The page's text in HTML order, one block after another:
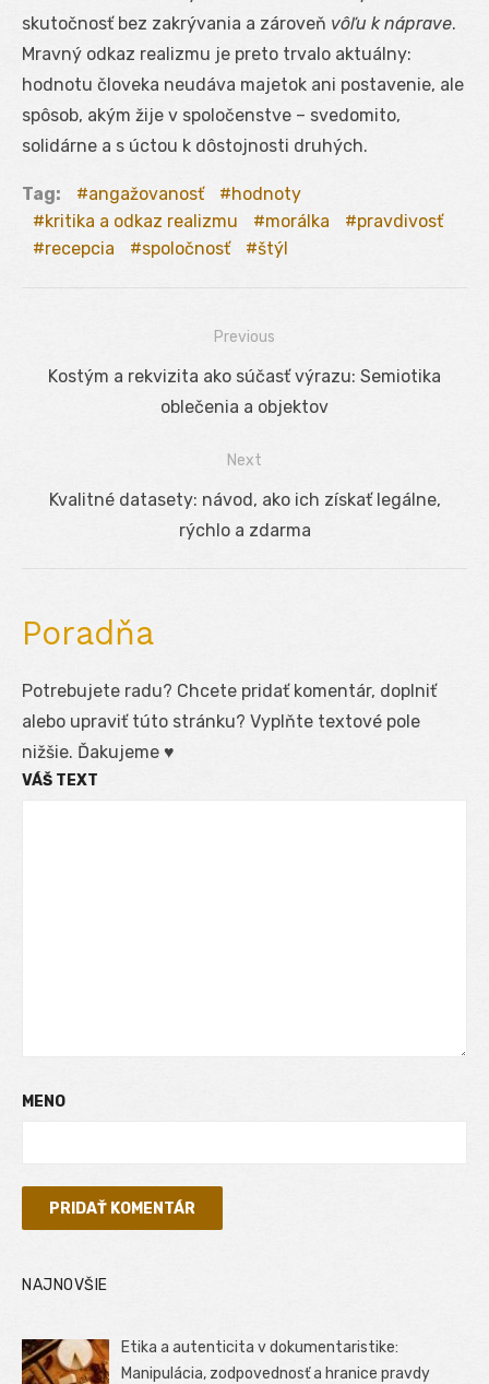
skutočnosť bez zakrývania a zároveň vôľu k náprave.
Mravný odkaz realizmu je preto trvalo aktuálny:
hodnotu človeka neudáva majetok ani postavenie, ale
spôsob, akým žije v spoločenstve – svedomito,
solidárne a s úctou k dôstojnosti druhých.
Tag: angažovanosť
hodnoty
kritika a odkaz realizmu
morálka
pravdivosť
recepcia
spoločnosť štýl
Navigácia
Previous
Previous
Kostým a rekvizita ako súčasť výrazu: Semiotika
oblečenia a objektov
Next
Next
Kvalitné datasety: návod, ako ich získať legálne,
rýchlo a zdarma
Poradňa
Potrebujete radu? Chcete pridať komentár, doplniť
alebo upraviť túto stránku? Vyplňte textové pole
nižšie. Ďakujeme ♥
VÁŠ TEXT
MENO
NAJNOVŠIE
Etika a autenticita v dokumentaristike:
Manipulácia, zodpovednosť a hranice pravdy